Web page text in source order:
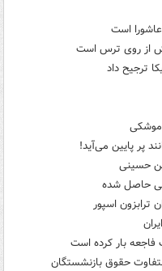
است
از روی ترس است
ترجیح داد
موشکی
پر پایین می‌آید!
حسینی
حاصل شده
اسپور
فاجعه بار کرده است
حقوق بازنشستگان